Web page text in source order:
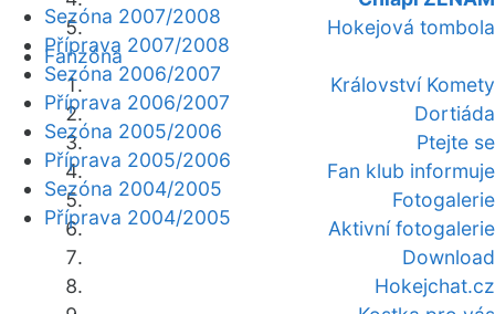
Hokejová tombola
Fanzóna
Království Komety
Dortiáda
Ptejte se
Fan klub informuje
Fotogalerie
Aktivní fotogalerie
Download
Hokejchat.cz
Sezóna 2007/2008
Příprava 2007/2008
Sezóna 2006/2007
Příprava 2006/2007
Sezóna 2005/2006
Příprava 2005/2006
Sezóna 2004/2005
Příprava 2004/2005